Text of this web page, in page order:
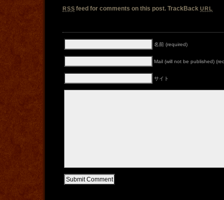
RSS feed for comments on this post. TrackBackURL
名前 (required)
Mail (will not be published)
サイト